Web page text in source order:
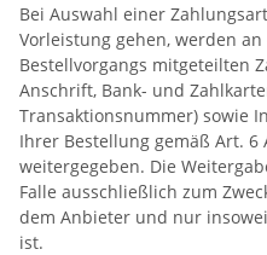
Bei Auswahl einer
Vorleistung gehen, werden
Bestellvorgangs mitgeteilten
Anschrift, Bank- und
Transaktionsnummer) sowie
Ihrer Bestellung gemäß Art. 6
weitergegeben. Die
Falle ausschließlich zum
dem Anbieter und nur
ist.